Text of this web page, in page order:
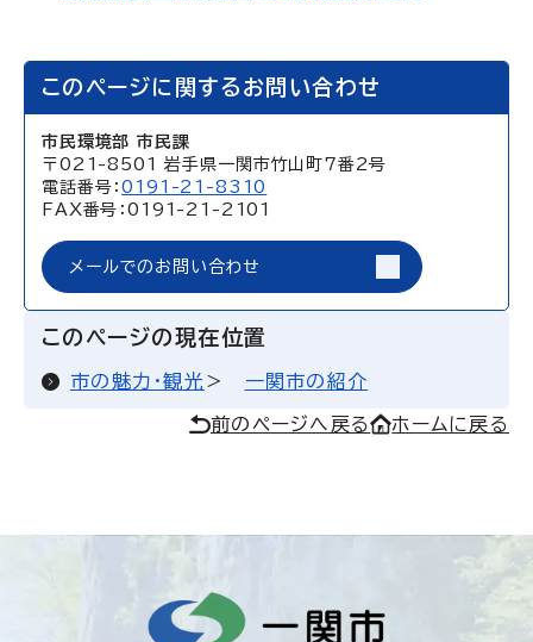
このページに関するお問い合わせ
市民環境部 市民課
〒021-8501 岩手県一関市竹山町7番2号
電話番号：0191-21-8310
FAX番号：0191-21-2101
メールでのお問い合わせ
このページの現在位置
市の魅力・観光 一関市の紹介
前のページへ戻る ホームに戻る